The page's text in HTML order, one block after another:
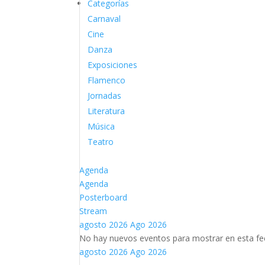
Categorías
Carnaval
Cine
Danza
Exposiciones
Flamenco
Jornadas
Literatura
Música
Teatro
Agenda
Agenda
Posterboard
Stream
agosto 2026 Ago 2026
No hay nuevos eventos para mostrar en esta
agosto 2026 Ago 2026